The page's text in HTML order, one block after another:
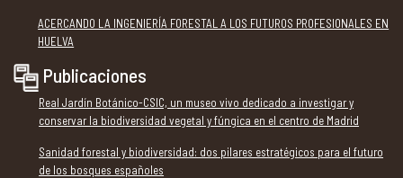
ACERCANDO LA INGENIERÍA FORESTAL A LOS FUTUROS PROFESIONALES EN
HUELVA
Publicaciones
Real Jardín Botánico-CSIC, un museo vivo dedicado a investigar y
conservar la biodiversidad vegetal y fúngica en el centro de Madrid
Sanidad forestal y biodiversidad: dos pilares estratégicos para el futuro
de los bosques españoles